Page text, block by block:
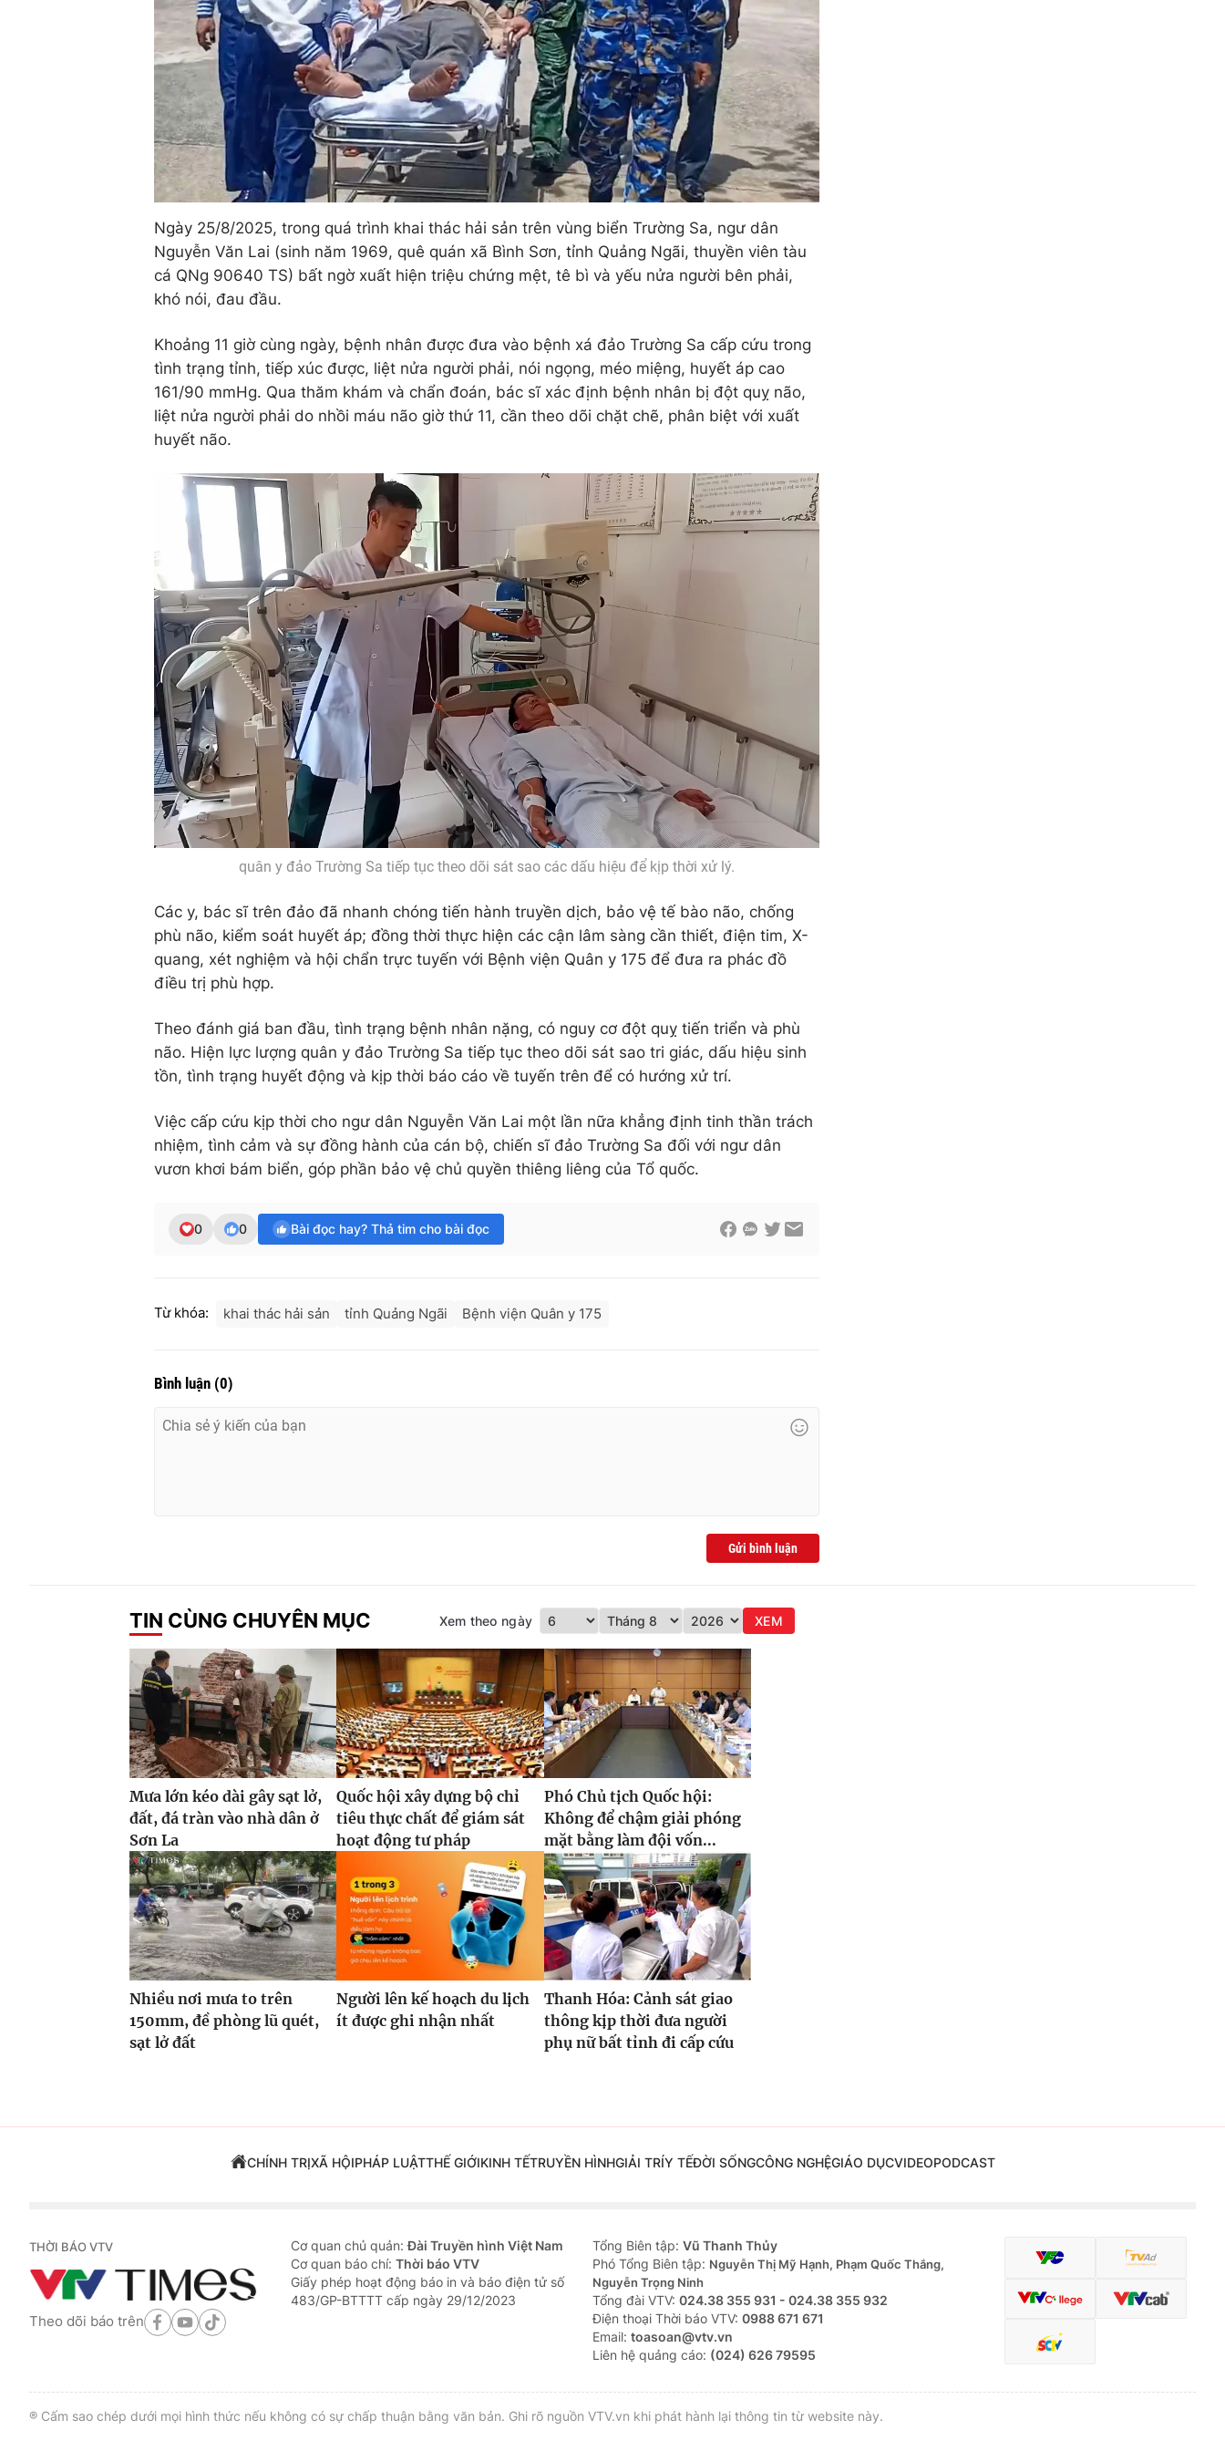
Ngày 25/8/2025, trong quá trình khai thác hải sản trên vùng biển Trường Sa, ngư dân
Nguyễn Văn Lai (sinh năm 1969, quê quán xã Bình Sơn, tỉnh Quảng Ngãi, thuyền viên tàu
cá QNg 90640 TS) bất ngờ xuất hiện triệu chứng mệt, tê bì và yếu nửa người bên phải,
khó nói, đau đầu.
Khoảng 11 giờ cùng ngày, bệnh nhân được đưa vào bệnh xá đảo Trường Sa cấp cứu trong
tình trạng tỉnh, tiếp xúc được, liệt nửa người phải, nói ngọng, méo miệng, huyết áp cao
161/90 mmHg. Qua thăm khám và chẩn đoán, bác sĩ xác định bệnh nhân bị đột quỵ não,
liệt nửa người phải do nhồi máu não giờ thứ 11, cần theo dõi chặt chẽ, phân biệt với xuất
huyết não.
quân y đảo Trường Sa tiếp tục theo dõi sát sao các dấu hiệu để kịp thời xử lý.
Các y, bác sĩ trên đảo đã nhanh chóng tiến hành truyền dịch, bảo vệ tế bào não, chống
phù não, kiểm soát huyết áp; đồng thời thực hiện các cận lâm sàng cần thiết, điện tim, X-
quang, xét nghiệm và hội chẩn trực tuyến với Bệnh viện Quân y 175 để đưa ra phác đồ
điều trị phù hợp.
Theo đánh giá ban đầu, tình trạng bệnh nhân nặng, có nguy cơ đột quỵ tiến triển và phù
não. Hiện lực lượng quân y đảo Trường Sa tiếp tục theo dõi sát sao tri giác, dấu hiệu sinh
tồn, tình trạng huyết động và kịp thời báo cáo về tuyến trên để có hướng xử trí.
Việc cấp cứu kịp thời cho ngư dân Nguyễn Văn Lai một lần nữa khẳng định tinh thần trách
nhiệm, tình cảm và sự đồng hành của cán bộ, chiến sĩ đảo Trường Sa đối với ngư dân
vươn khơi bám biển, góp phần bảo vệ chủ quyền thiêng liêng của Tổ quốc.
0 0 Bài đọc hay? Thả tim cho bài đọc
Từ khóa: khai thác hải sản tỉnh Quảng Ngãi Bệnh viện Quân y 175
Bình luận (0)
Gửi bình luận
TIN CÙNG CHUYÊN MỤC Xem theo ngày XEM
Mưa lớn kéo dài gây sạt lở,
đất, đá tràn vào nhà dân ở
Sơn La
Quốc hội xây dựng bộ chỉ
tiêu thực chất để giám sát
hoạt động tư pháp
Phó Chủ tịch Quốc hội:
Không để chậm giải phóng
mặt bằng làm đội vốn...
Nhiều nơi mưa to trên
150mm, đề phòng lũ quét,
sạt lở đất
Người lên kế hoạch du lịch
ít được ghi nhận nhất
Thanh Hóa: Cảnh sát giao
thông kịp thời đưa người
phụ nữ bất tỉnh đi cấp cứu
CHÍNH TRỊXÃ HỘIPHÁP LUẬTTHẾ GIỚIKINH TẾTRUYỀN HÌNHGIẢI TRÍY TẾĐỜI SỐNGCÔNG NGHỆGIÁO DỤCVIDEOPODCAST
THỜI BÁO VTV
Theo dõi báo trên
Cơ quan chủ quản:Đài Truyền hình Việt Nam
Cơ quan báo chí: Thời báo VTV
Giấy phép hoạt động báo in và báo điện tử số
483/GP-BTTTT cấp ngày 29/12/2023
Tổng Biên tập: Vũ Thanh Thủy
Phó Tổng Biên tập: Nguyễn Thị Mỹ Hạnh, Phạm Quốc Thắng,
Nguyễn Trọng Ninh
Tổng đài VTV: 024.38 355 931 - 024.38 355 932
Ðiện thoại Thời báo VTV: 0988 671 671
Email: toasoan@vtv.vn
Liên hệ quảng cáo: (024) 626 79595
® Cấm sao chép dưới mọi hình thức nếu không có sự chấp thuận bằng văn bản. Ghi rõ nguồn VTV.vn khi phát hành lại thông tin từ website này.